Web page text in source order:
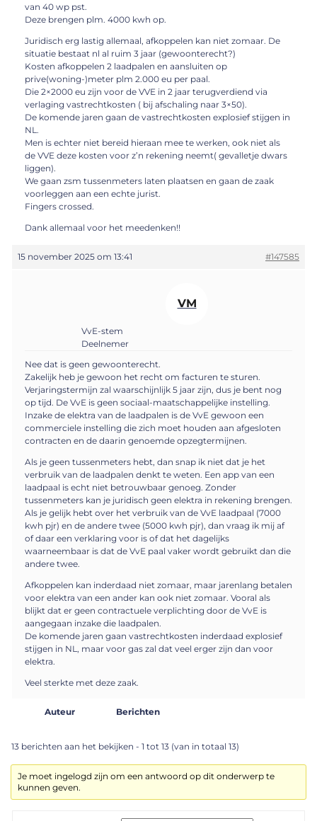
van 40 wp pst.
Deze brengen plm. 4000 kwh op.
Juridisch erg lastig allemaal, afkoppelen kan niet zomaar. De
situatie bestaat nl al ruim 3 jaar (gewoonterecht?)
Kosten afkoppelen 2 laadpalen en aansluiten op
prive(woning-)meter plm 2.000 eu per paal.
Die 2×2000 eu zijn voor de VVE in 2 jaar terugverdiend via
verlaging vastrechtkosten ( bij afschaling naar 3×50).
De komende jaren gaan de vastrechtkosten explosief stijgen in
NL.
Men is echter niet bereid hieraan mee te werken, ook niet als
de VVE deze kosten voor z’n rekening neemt( gevalletje dwars
liggen).
We gaan zsm tussenmeters laten plaatsen en gaan de zaak
voorleggen aan een echte jurist.
Fingers crossed.
Dank allemaal voor het meedenken!!
15 november 2025 om 13:41 #147585
VM
VvE-stem
Deelnemer
Nee dat is geen gewoonterecht.
Zakelijk heb je gewoon het recht om facturen te sturen.
Verjaringstermijn zal waarschijnlijk 5 jaar zijn, dus je bent nog
op tijd. De VvE is geen sociaal-maatschappelijke instelling.
Inzake de elektra van de laadpalen is de VvE gewoon een
commerciele instelling die zich moet houden aan afgesloten
contracten en de daarin genoemde opzegtermijnen.
Als je geen tussenmeters hebt, dan snap ik niet dat je het
verbruik van de laadpalen denkt te weten. Een app van een
laadpaal is echt niet betrouwbaar genoeg. Zonder
tussenmeters kan je juridisch geen elektra in rekening brengen.
Als je gelijk hebt over het verbruik van de VvE laadpaal (7000
kwh pjr) en de andere twee (5000 kwh pjr), dan vraag ik mij af
of daar een verklaring voor is of dat het dagelijks
waarneembaar is dat de VvE paal vaker wordt gebruikt dan die
andere twee.
Afkoppelen kan inderdaad niet zomaar, maar jarenlang betalen
voor elektra van een ander kan ook niet zomaar. Vooral als
blijkt dat er geen contractuele verplichting door de VvE is
aangegaan inzake die laadpalen.
De komende jaren gaan vastrechtkosten inderdaad explosief
stijgen in NL, maar voor gas zal dat veel erger zijn dan voor
elektra.
Veel sterkte met deze zaak.
Auteur Berichten
13 berichten aan het bekijken - 1 tot 13 (van in totaal 13)
Je moet ingelogd zijn om een antwoord op dit onderwerp te
kunnen geven.